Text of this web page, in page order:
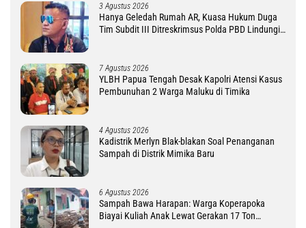
3 Agustus 2026
Hanya Geledah Rumah AR, Kuasa Hukum Duga
Tim Subdit III Ditreskrimsus Polda PBD Lindungi
7 Agustus 2026
YLBH Papua Tengah Desak Kapolri Atensi Kasus
Pembunuhan 2 Warga Maluku di Timika
4 Agustus 2026
Kadistrik Merlyn Blak-blakan Soal Penanganan
Sampah di Distrik Mimika Baru
6 Agustus 2026
Sampah Bawa Harapan: Warga Koperapoka
Biayai Kuliah Anak Lewat Gerakan 17 Ton